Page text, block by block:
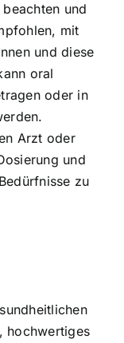
und
mit
und diese
oral
oder in
Arzt oder
und
zu
hochwertiges